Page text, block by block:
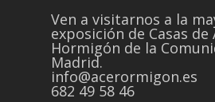
Ven a visitarnos a la
exposición de Casas de
Hormigón de la
Madrid.
info@acerormigon.es
682 49 58 46